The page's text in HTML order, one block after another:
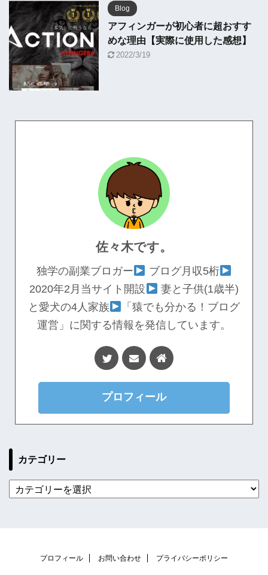
Blog
アフィンガーが初心者に超おすす
めな理由【実際に使用した感想】
2022/3/19
佐々木です。
独学の副業ブロガー
ブログ月収5桁
2020年2月当サイト開設
妻と子供(1歳半)
と愛犬の4人家族
「猿でも分かる！ブログ
運営」に関する情報を発信しています。
プロフィール
カテゴリー
プロフィール お問い合わせ プライバシーポリシー